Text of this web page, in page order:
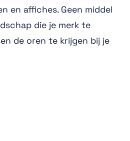
en affiches. Geen middel
die je merk te
de oren te krijgen bij je